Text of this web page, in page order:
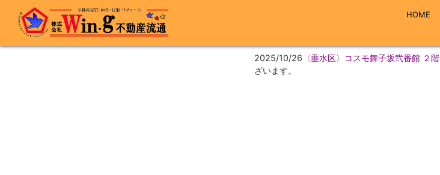
HOME
最終更新日:2025/10/26
2025/10/26 〈垂水区〉コスモ舞子坂弐番館 ２階
ざいます。